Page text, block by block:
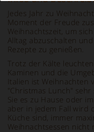
Jedes Jahr zu
Moment der Freude
Weihnachtszeit, um
Alltag abzuschalten
Rezepte zu genießen.
Trotz der Kälte
Kaminen und die
Italien ist Weihnachten
"Christmas Lunch"
Sie es zu Hause oder
aber in jedem Fall wird
Küche sind, immer
Weihnachtsessen nicht